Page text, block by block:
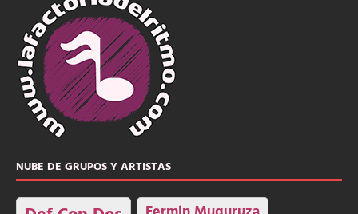
NUBE DE GRUPOS Y ARTISTAS